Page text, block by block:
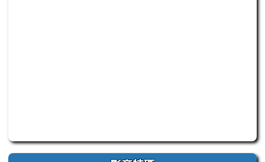
此為臺南市仁德自造教育及科技中心 Facebook 官方粉絲